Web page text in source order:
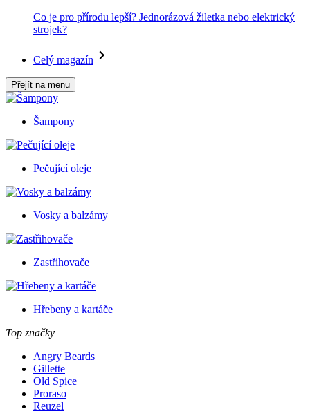
Co je pro přírodu lepší? Jednorázová žiletka nebo elektrický
strojek?
Celý magazín
Přejít na menu
Šampony
Pečující oleje
Vosky a balzámy
Zastřihovače
Hřebeny a kartáče
Top značky
Angry Beards
Gillette
Old Spice
Proraso
Reuzel